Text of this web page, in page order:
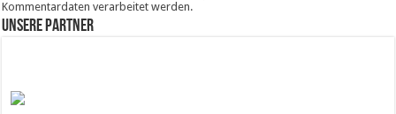
Kommentardaten verarbeitet werden.
Unsere Partner